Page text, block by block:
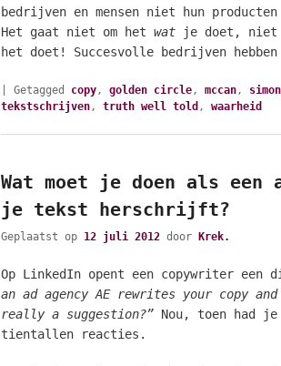
bedrijven en mensen niet hun
Het gaat niet om het wat je doet, niet
het doet! Succesvolle bedrijven hebben
Getagged copy, golden circle, mccan,
tekstschrijven, truth well told , waarheid
Wat moet je doen als een
je tekst herschrijft?
Geplaatst op 12 juli 2012 door Krek.
Op LinkedIn opent een copywriter een
an ad agency AE rewrites your copy
really a suggestion?” Nou, toen had je
tientallen reacties.